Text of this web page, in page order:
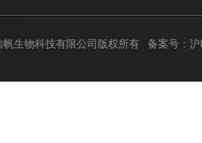
帆生物科技有限公司版权所有 备案号：